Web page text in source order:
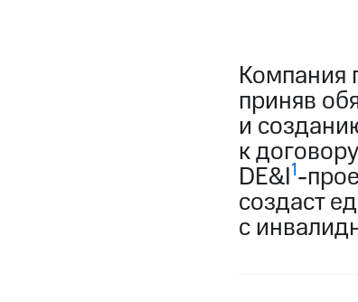
Компания
приняв
и
к
DE&I1-
создаст
с